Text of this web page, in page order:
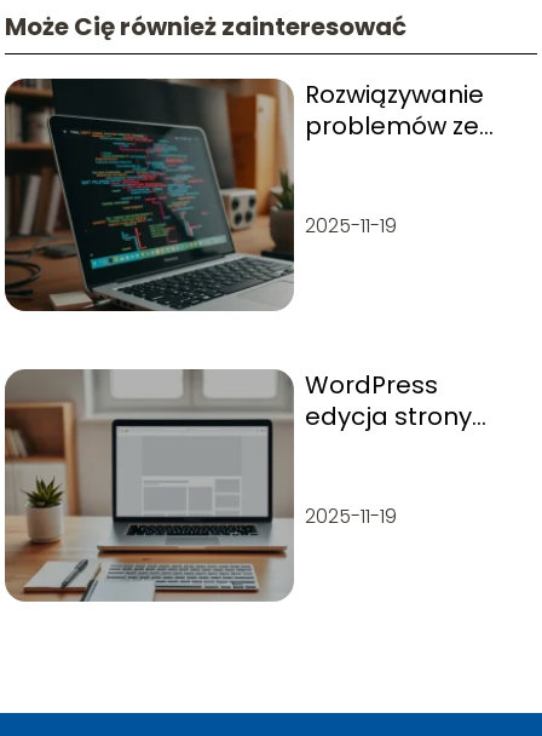
Może Cię również zainteresować
Rozwiązywanie
problemów ze
poradnik
2025-11-19
WordPress
edycja strony
2025-11-19